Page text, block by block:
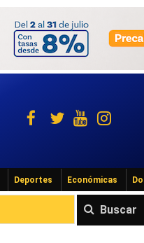
Deportes Económicas
Buscar